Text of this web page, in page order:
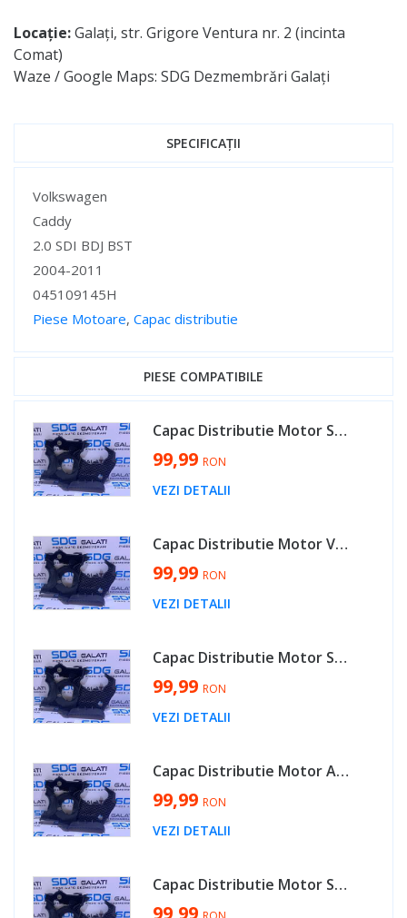
Locație:Galați, str. Grigore Ventura nr. 2 (incinta
Comat)
Waze / Google Maps: SDG Dezmembrări Galați
SPECIFICAȚII
Specificații
Volkswagen
Caddy
2.0 SDI BDJ BST
2004-2011
045109145H
Piese Motoare, Capac distributie
PIESE COMPATIBILE
Capac Distributie Motor Seat Leon 1M 1.9 TDI AXR ATD ASZ ARL 2001 - 2006 Cod 045109145H [V0085]
99,99 RON
VEZI DETALII
Capac Distributie Motor VW Golf 5 PLUS 2.0 TDI BMM 2004 - 2008 Cod 045109145H [V0085]
99,99 RON
VEZI DETALII
Capac Distributie Motor Skoda Octavia 2 1.9 TDI BJB BKC BXE BLS 2004 - 2013 Cod 045109145H [V0085]
99,99 RON
VEZI DETALII
Capac Distributie Motor Audi A4 B7 2.0 TDI BPW 2005 - 2008 Cod 045109145H [V0085]
99,99 RON
VEZI DETALII
Capac Distributie Motor Seat Leon 1P 2.0 TDI BMM 2006 - 2013 Cod 045109145H [V0085]
99,99